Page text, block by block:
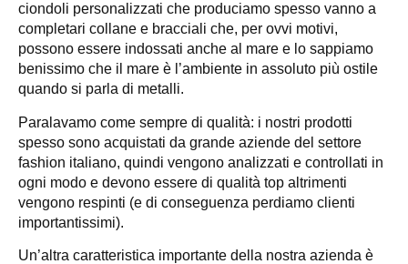
ciondoli personalizzati che produciamo spesso vanno a
completari collane e bracciali che, per ovvi motivi,
possono essere indossati anche al mare e lo sappiamo
benissimo che il mare è l’ambiente in assoluto più ostile
quando si parla di metalli.
Paralavamo come sempre di qualità: i nostri prodotti
spesso sono acquistati da grande aziende del settore
fashion italiano, quindi vengono analizzati e controllati in
ogni modo e devono essere di qualità top altrimenti
vengono respinti (e di conseguenza perdiamo clienti
importantissimi).
Un’altra caratteristica importante della nostra azienda è